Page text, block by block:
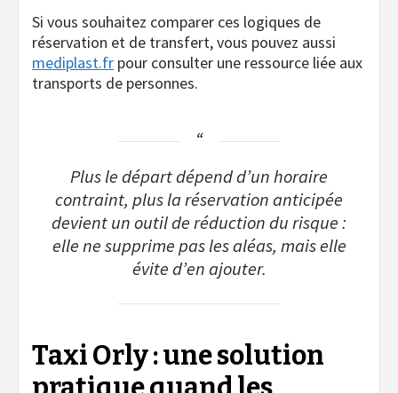
Si vous souhaitez comparer ces logiques de
réservation et de transfert, vous pouvez aussi
mediplast.fr pour consulter une ressource liée aux
transports de personnes.
Plus le départ dépend d’un horaire
contraint, plus la réservation anticipée
devient un outil de réduction du risque :
elle ne supprime pas les aléas, mais elle
évite d’en ajouter.
Taxi Orly : une solution